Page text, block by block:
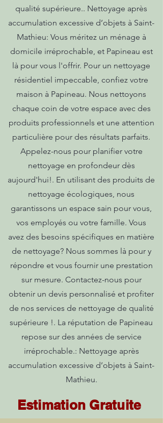
qualité supérieure.. Nettoyage après
accumulation excessive d’objets à Saint-
Mathieu: Vous méritez un ménage à
domicile irréprochable, et Papineau est
là pour vous l'offrir. Pour un nettoyage
résidentiel impeccable, confiez votre
maison à Papineau. Nous nettoyons
chaque coin de votre espace avec des
produits professionnels et une attention
particulière pour des résultats parfaits.
Appelez-nous pour planifier votre
nettoyage en profondeur dès
aujourd'hui!. En utilisant des produits de
nettoyage écologiques, nous
garantissons un espace sain pour vous,
vos employés ou votre famille. Vous
avez des besoins spécifiques en matière
de nettoyage? Nous sommes là pour y
répondre et vous fournir une prestation
sur mesure. Contactez-nous pour
obtenir un devis personnalisé et profiter
de nos services de nettoyage de qualité
supérieure !. La réputation de Papineau
repose sur des années de service
irréprochable.: Nettoyage après
accumulation excessive d’objets à Saint-
Mathieu.
Estimation Gratuite